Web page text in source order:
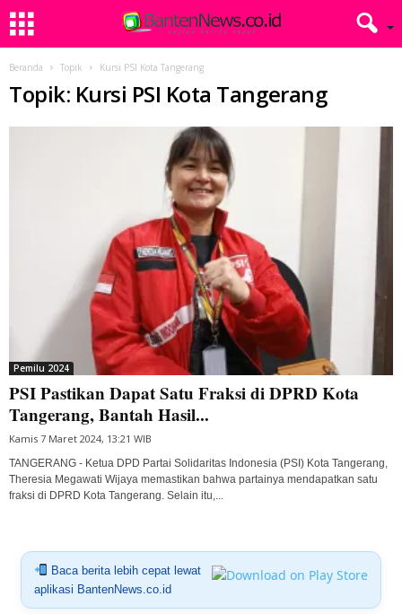
Beranda Topik Kursi PSI Kota Tangerang
Topik: Kursi PSI Kota Tangerang
Pemilu 2024
PSI Pastikan Dapat Satu Fraksi di DPRD Kota
Tangerang, Bantah Hasil...
Kamis 7 Maret 2024, 13:21 WIB
TANGERANG - Ketua DPD Partai Solidaritas Indonesia (PSI) Kota Tangerang,
Theresia Megawati Wijaya memastikan bahwa partainya mendapatkan satu
fraksi di DPRD Kota Tangerang. Selain itu,...
Baca berita lebih cepat lewat
aplikasi BantenNews.co.id